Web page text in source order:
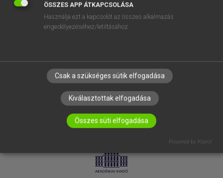
ELÉRHETŐSÉG
SÜTI BEÁLLÍTÁSOK
LICENCSZERZŐDÉS ADATVÉDELEM
ÖSSZES APP ÁTKAPCSOLÁSA
Használja ezt a kapcsolót az összes alkalmazás
engedélyezéséhez/letiltásához.
Csak a szükséges sütik elfogadása
Kiválasztottak elfogadása
Összes süti elfogadása
Powered by Klaro!